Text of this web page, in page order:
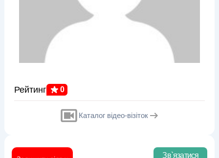
Рейтинг 0
Каталог відео-візіток
Зв`язатися